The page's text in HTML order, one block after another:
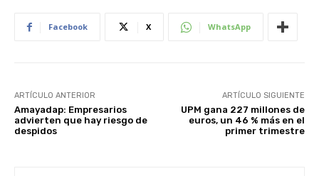
Facebook X WhatsApp
ARTÍCULO ANTERIOR
Amayadap: Empresarios
advierten que hay riesgo de
despidos
ARTÍCULO SIGUIENTE
UPM gana 227 millones de
euros, un 46 % más en el
primer trimestre